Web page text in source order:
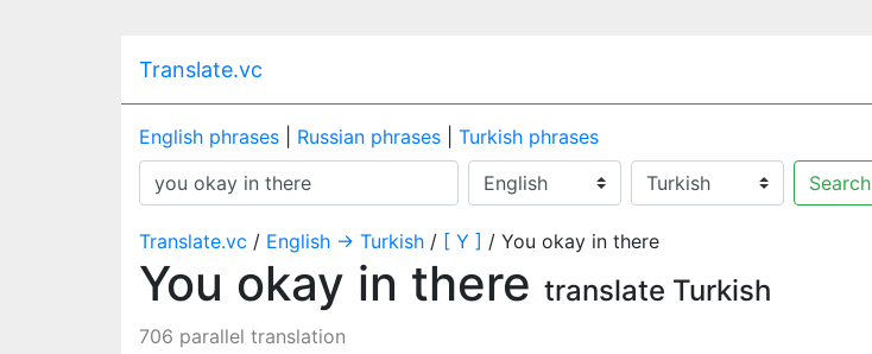
Translate.vc
English phrases Russian phrases
Turkish phrases
Search
Translate.vc / English → Turkish / [ Y ] / You okay in there
You okay in there translate Turkish
706 parallel translation